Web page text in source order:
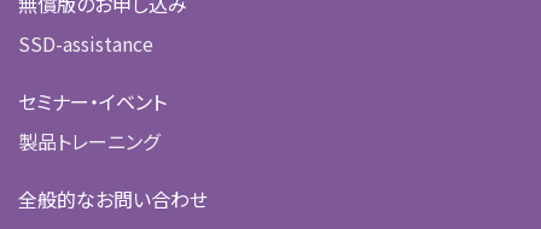
SSD-assistance
セミナー・イベント
製品トレーニング
全般的なお問い合わせ